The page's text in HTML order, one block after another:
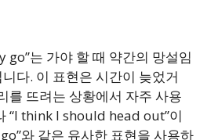
는 가야 할 때 약간의 망설임
다. 이 표현은 시간이 늦었거
를 뜨려는 상황에서 자주 사용
“I think I should head out”이
와 같은 유사한 표현을 사용하